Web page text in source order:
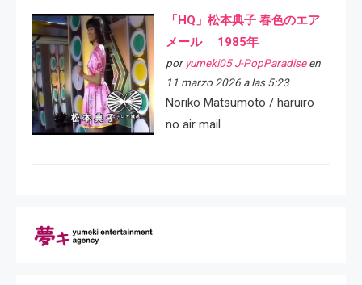
「HQ」松本典子 春色のエア
メール 1985年
por yumeki05 J-PopParadiseen
11 marzo 2026 a las 5:23
Noriko Matsumoto / haruiro
no air mail